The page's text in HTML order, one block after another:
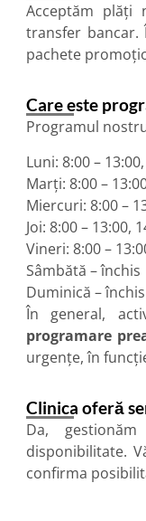
Acceptăm plăți
transfer bancar.
pachete
Care este
Programul
Luni: 8:00 –
Marți: 8:00 –
Miercuri: 8:00 –
Joi: 8:00 – 13:00,
Vineri: 8:00 –
Sâmbătă – închis
Duminică – închis
În general,
programare
urgențe, în
Clinica oferă
Da,
disponibilitate.
confirma